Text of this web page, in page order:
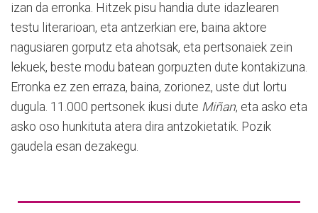
izan da erronka. Hitzek pisu handia dute idazlearen
testu literarioan, eta antzerkian ere, baina aktore
nagusiaren gorputz eta ahotsak, eta pertsonaiek zein
lekuek, beste modu batean gorpuzten dute kontakizuna.
Erronka ez zen erraza, baina, zorionez, uste dut lortu
dugula. 11.000 pertsonek ikusi dute Miñan, eta asko eta
asko oso hunkituta atera dira antzokietatik. Pozik
gaudela esan dezakegu.